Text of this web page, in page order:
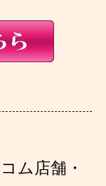
ム店舗・